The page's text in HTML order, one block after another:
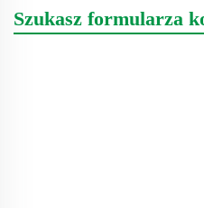
Szukasz formularza